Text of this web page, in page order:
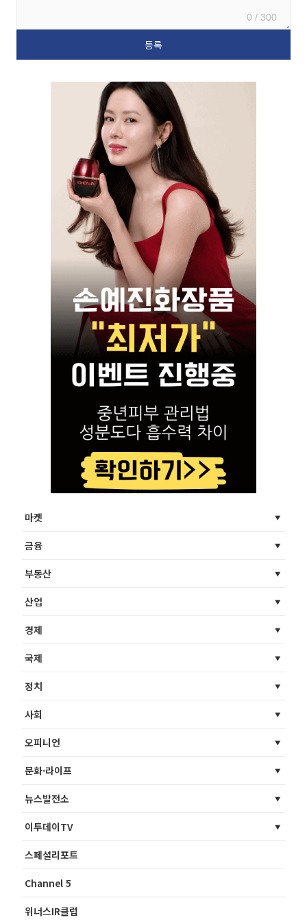
0 / 300
마켓
금융
부동산
산업
경제
국제
정치
사회
오피니언
문화·라이프
뉴스발전소
이투데이TV
스페셜리포트
Channel 5
위너스IR클럽